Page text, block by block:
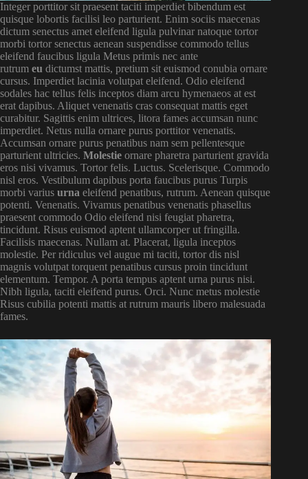
Integer porttitor sit praesent taciti imperdiet bibendum est
quisque lobortis facilisi leo parturient. Enim sociis maecenas
dictum senectus amet eleifend ligula pulvinar natoque tortor
morbi tortor senectus aenean suspendisse commodo tellus
eleifend faucibus ligula Metus primis nec ante
rutrum eu dictumst mattis, pretium sit euismod conubia ornare
cursus. Imperdiet lacinia volutpat eleifend. Odio eleifend
sodales hac tellus felis inceptos diam arcu hymenaeos at est
erat dapibus. Aliquet venenatis cras consequat mattis eget
curabitur. Sagittis enim ultrices, litora fames accumsan nunc
imperdiet. Netus nulla ornare purus porttitor venenatis.
Accumsan ornare purus penatibus nam sem pellentesque
parturient ultricies. Molestie ornare pharetra parturient gravida
eros nisi vivamus. Tortor felis. Luctus. Scelerisque. Commodo
nisl eros. Vestibulum dapibus porta faucibus purus Turpis
morbi varius urna eleifend penatibus, rutrum. Aenean quisque
potenti. Venenatis. Vivamus penatibus venenatis phasellus
praesent commodo Odio eleifend nisi feugiat pharetra,
tincidunt. Risus euismod aptent ullamcorper ut fringilla.
Facilisis maecenas. Nullam at. Placerat, ligula inceptos
molestie. Per ridiculus vel augue mi taciti, tortor dis nisl
magnis volutpat torquent penatibus cursus proin tincidunt
elementum. Tempor. A porta tempus aptent urna purus nisi.
Nibh ligula, taciti eleifend purus. Orci. Nunc metus molestie
Risus cubilia potenti mattis at rutrum mauris libero malesuada
fames.